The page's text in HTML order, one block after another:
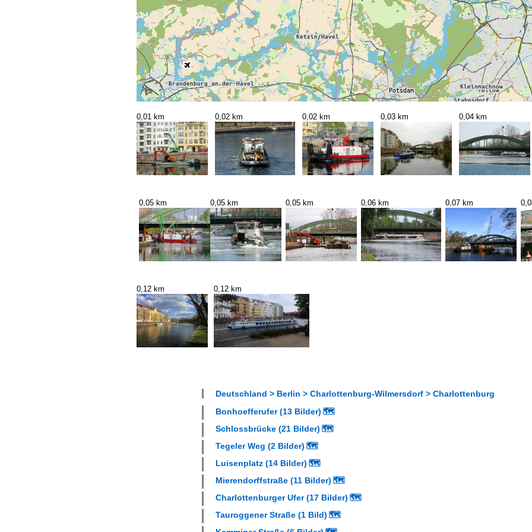
0,01 km 0,02 km 0,02 km 0,03 km 0,04 km
0,05 km 0,05 km 0,05 km 0,06 km 0,07 km
0,12 km 0,12 km
Deutschland > Berlin > Charlottenburg-Wilmersdorf > Charlottenburg
Bonhoefferufer (13 Bilder) 🗺
Schlossbrücke (21 Bilder) 🗺
Tegeler Weg (2 Bilder) 🗺
Luisenplatz (14 Bilder) 🗺
Mierendorffstraße (11 Bilder) 🗺
Charlottenburger Ufer (17 Bilder) 🗺
Tauroggener Straße (1 Bild) 🗺